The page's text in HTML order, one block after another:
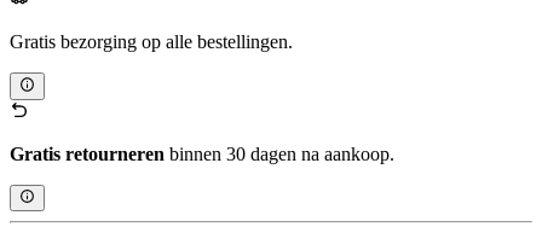
Gratis bezorging op alle bestellingen.
Gratis retourneren binnen 30 dagen na aankoop.